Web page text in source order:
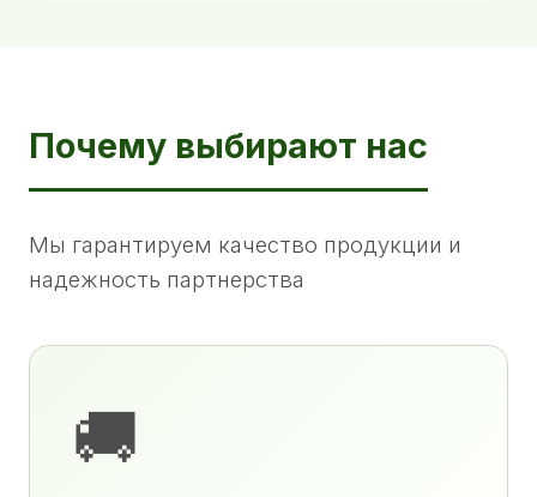
Почему выбирают нас
Мы гарантируем качество продукции и
надежность партнерства
🚚